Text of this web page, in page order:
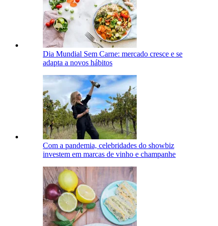
Dia Mundial Sem Carne: mercado cresce e se
adapta a novos hábitos
Com a pandemia, celebridades do showbiz
investem em marcas de vinho e champanhe